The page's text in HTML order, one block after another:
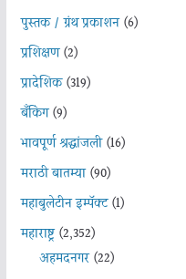
पुस्तक / ग्रंथ प्रकाशन(6)
प्रशिक्षण(2)
प्रादेशिक(319)
बँकिंग(9)
भावपूर्ण श्रद्धांजली(16)
मराठी बातम्या(90)
महाबुलेटीन इम्पॅक्ट(1)
महाराष्ट्र(2,352)
अहमदनगर(22)